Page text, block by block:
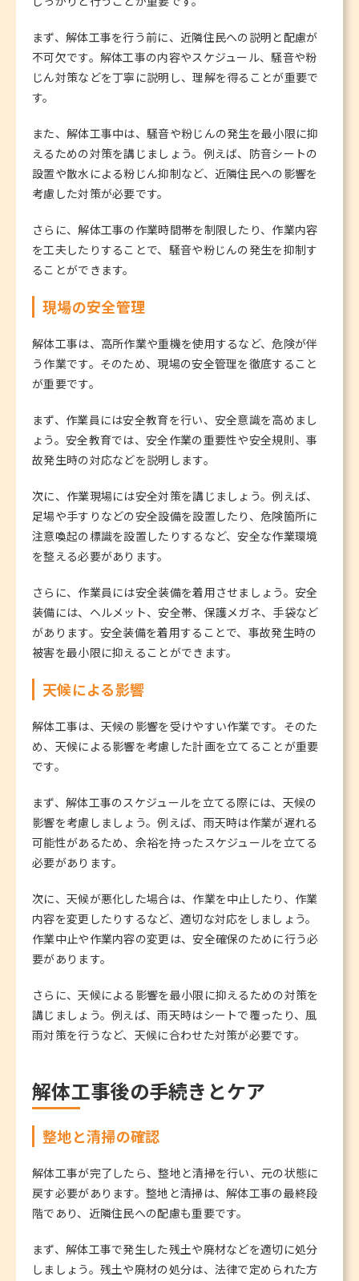
まず、解体工事を行う前に、近隣住民への説明と配慮が
不可欠です。解体工事の内容やスケジュール、騒音や粉
じん対策などを丁寧に説明し、理解を得ることが重要で
す。
また、解体工事中は、騒音や粉じんの発生を最小限に抑
えるための対策を講じましょう。例えば、防音シートの
設置や散水による粉じん抑制など、近隣住民への影響を
考慮した対策が必要です。
さらに、解体工事の作業時間帯を制限したり、作業内容
を工夫したりすることで、騒音や粉じんの発生を抑制す
ることができます。
現場の安全管理
解体工事は、高所作業や重機を使用するなど、危険が伴
う作業です。そのため、現場の安全管理を徹底すること
が重要です。
まず、作業員には安全教育を行い、安全意識を高めまし
ょう。安全教育では、安全作業の重要性や安全規則、事
故発生時の対応などを説明します。
次に、作業現場には安全対策を講じましょう。例えば、
足場や手すりなどの安全設備を設置したり、危険箇所に
注意喚起の標識を設置したりするなど、安全な作業環境
を整える必要があります。
さらに、作業員には安全装備を着用させましょう。安全
装備には、ヘルメット、安全帯、保護メガネ、手袋など
があります。安全装備を着用することで、事故発生時の
被害を最小限に抑えることができます。
天候による影響
解体工事は、天候の影響を受けやすい作業です。そのた
め、天候による影響を考慮した計画を立てることが重要
です。
まず、解体工事のスケジュールを立てる際には、天候の
影響を考慮しましょう。例えば、雨天時は作業が遅れる
可能性があるため、余裕を持ったスケジュールを立てる
必要があります。
次に、天候が悪化した場合は、作業を中止したり、作業
内容を変更したりするなど、適切な対応をしましょう。
作業中止や作業内容の変更は、安全確保のために行う必
要があります。
さらに、天候による影響を最小限に抑えるための対策を
講じましょう。例えば、雨天時はシートで覆ったり、風
雨対策を行うなど、天候に合わせた対策が必要です。
解体工事後の手続きとケア
整地と清掃の確認
解体工事が完了したら、整地と清掃を行い、元の状態に
戻す必要があります。整地と清掃は、解体工事の最終段
階であり、近隣住民への配慮も重要です。
まず、解体工事で発生した残土や廃材などを適切に処分
しましょう。残土や廃材の処分は、法律で定められた方